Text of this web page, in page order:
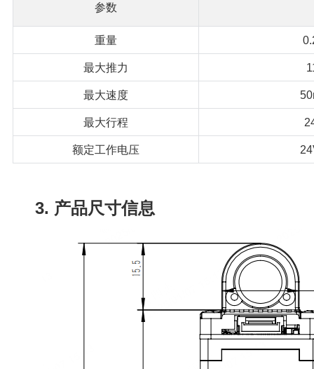
参数
重量
最大推力
最大速度
最大行程
额定工作电压
3. 产品尺寸信息